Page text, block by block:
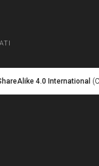
4.0 International